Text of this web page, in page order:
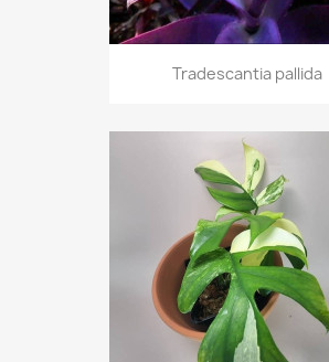
Tradescantia pallida